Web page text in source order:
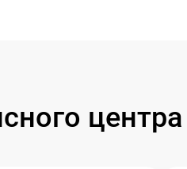
центра